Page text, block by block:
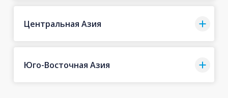
Центральная Азия
Юго-Восточная Азия